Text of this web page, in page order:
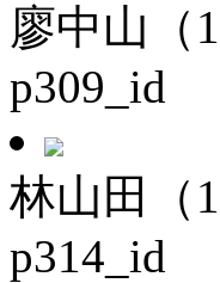
廖中山（
p309_id
林山田（
p314_id